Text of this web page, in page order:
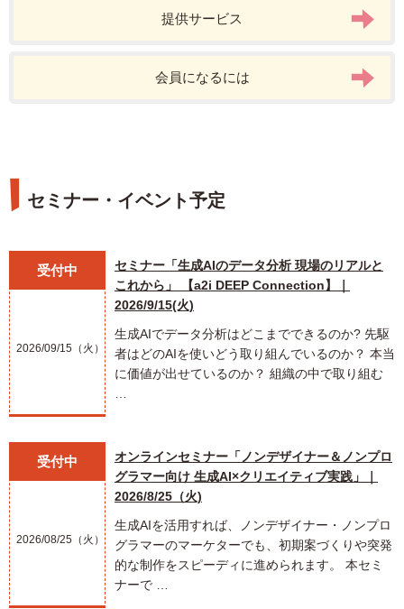
提供サービス
会員になるには
セミナー・イベント予定
受付中
2026/09/15（火）
セミナー「生成AIのデータ分析 現場のリアルと
これから」 【a2i DEEP Connection】｜
2026/9/15(火)
生成AIでデータ分析はどこまでできるのか? 先駆
者はどのAIを使いどう取り組んでいるのか？ 本当
に価値が出せているのか？ 組織の中で取り組む
受付中
2026/08/25（火）
オンラインセミナー「ノンデザイナー＆ノンプロ
グラマー向け 生成AI×クリエイティブ実践」｜
2026/8/25（火)
生成AIを活用すれば、ノンデザイナー・ノンプロ
グラマーのマーケターでも、初期案づくりや突発
的な制作をスピーディに進められます。 本セミ
ナーで …